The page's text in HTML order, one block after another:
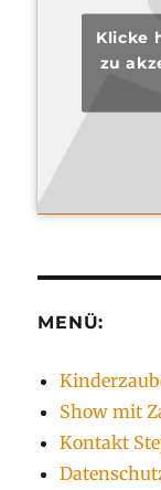
Klicke
zu
MENÜ:
Show mit
Kontakt